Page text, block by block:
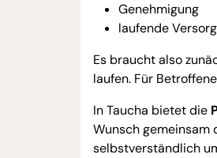
Genehmigung
laufende
Es braucht also
laufen. Für
In Taucha bietet die
Wunsch gemeinsam
selbstverständlich